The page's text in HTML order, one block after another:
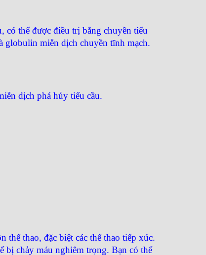
có thể được điều trị bằng chuyền tiểu
globulin miễn dịch chuyền tĩnh mạch.
dịch phá hủy tiểu cầu.
thể thao, đặc biệt các thể thao tiếp xúc.
bị chảy máu nghiêm trọng. Bạn có thể